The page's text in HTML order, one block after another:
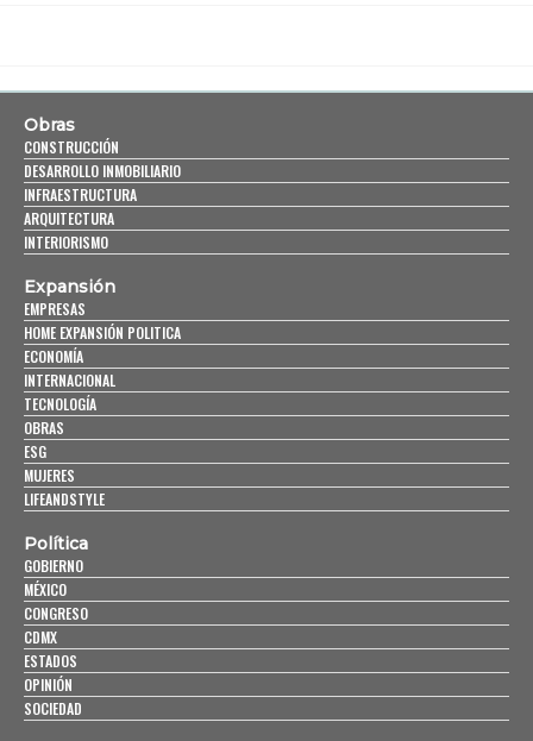
Obras
CONSTRUCCIÓN
DESARROLLO INMOBILIARIO
INFRAESTRUCTURA
ARQUITECTURA
INTERIORISMO
Expansión
EMPRESAS
HOME EXPANSIÓN POLITICA
ECONOMÍA
INTERNACIONAL
TECNOLOGÍA
OBRAS
ESG
MUJERES
LIFEANDSTYLE
Política
GOBIERNO
MÉXICO
CONGRESO
CDMX
ESTADOS
OPINIÓN
SOCIEDAD